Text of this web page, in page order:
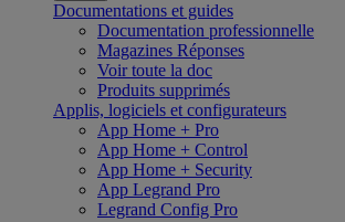
Documentations et guides
Documentation professionnelle
Magazines Réponses
Voir toute la doc
Produits supprimés
Applis, logiciels et configurateurs
App Home + Pro
App Home + Control
App Home + Security
App Legrand Pro
Legrand Config Pro